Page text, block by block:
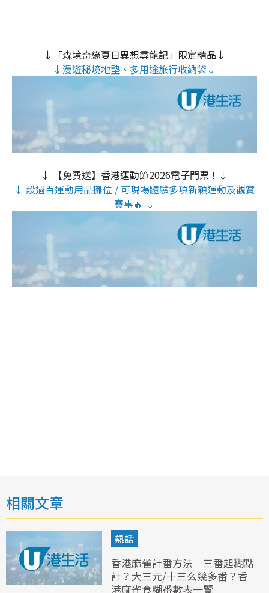
↓「森境奇緣夏日異想尋龍記」限定精品↓
↓漫遊秘境地墊、多用途旅行收納袋↓
↓ 【免費送】香港運動節2026電子門票！↓
↓ 設過百運動用品攤位 / 可現場體驗多項新穎運動及觀賞
賽事🔥 ↓
相關文章
熱話
香港麻雀計番方法｜三番起糊點
計？大三元/十三么幾多番？香
港麻雀食糊番數表一覽